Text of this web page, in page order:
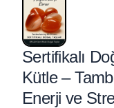
Sertifikalı
Kütle –
Enerji ve